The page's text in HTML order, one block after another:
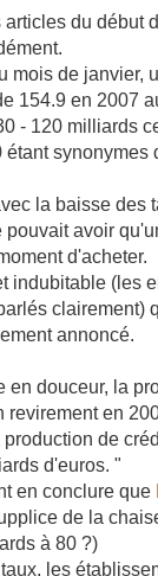
du début
mois de janvier,
154.9 en 2007
- 120 milliards
étant synonymes
la baisse des
pouvait avoir
d'acheter.
indubitable (les
clairement)
annoncé.
en douceur, la
revirement en
de
d'euros. "
en conclure que
de la
à 80 ?)
les